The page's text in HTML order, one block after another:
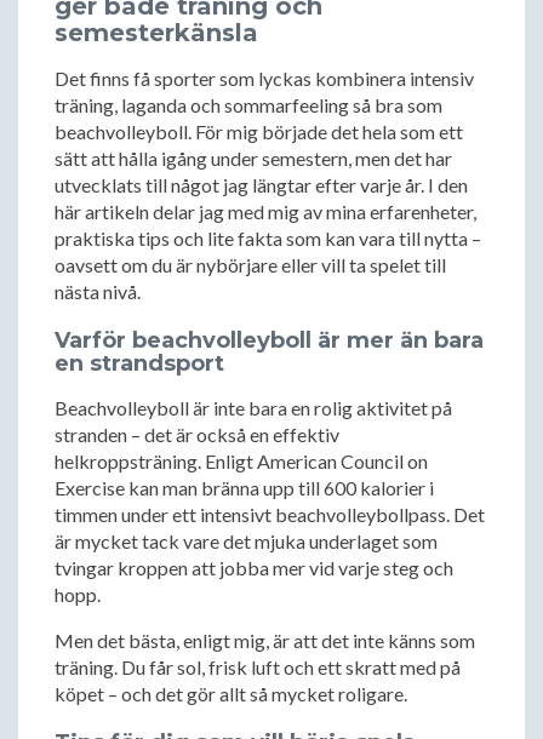
ger både träning och
semesterkänsla
Det finns få sporter som lyckas kombinera intensiv
träning, laganda och sommarfeeling så bra som
beachvolleyboll. För mig började det hela som ett
sätt att hålla igång under semestern, men det har
utvecklats till något jag längtar efter varje år. I den
här artikeln delar jag med mig av mina erfarenheter,
praktiska tips och lite fakta som kan vara till nytta –
oavsett om du är nybörjare eller vill ta spelet till
nästa nivå.
Varför beachvolleyboll är mer än bara
en strandsport
Beachvolleyboll är inte bara en rolig aktivitet på
stranden – det är också en effektiv
helkroppsträning. Enligt American Council on
Exercise kan man bränna upp till 600 kalorier i
timmen under ett intensivt beachvolleybollpass. Det
är mycket tack vare det mjuka underlaget som
tvingar kroppen att jobba mer vid varje steg och
hopp.
Men det bästa, enligt mig, är att det inte känns som
träning. Du får sol, frisk luft och ett skratt med på
köpet – och det gör allt så mycket roligare.